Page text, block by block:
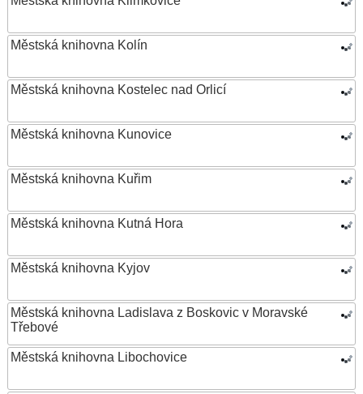
Městská knihovna Kolín
Městská knihovna Kostelec nad Orlicí
Městská knihovna Kunovice
Městská knihovna Kuřim
Městská knihovna Kutná Hora
Městská knihovna Kyjov
Městská knihovna Ladislava z Boskovic v Moravské
Třebové
Městská knihovna Libochovice